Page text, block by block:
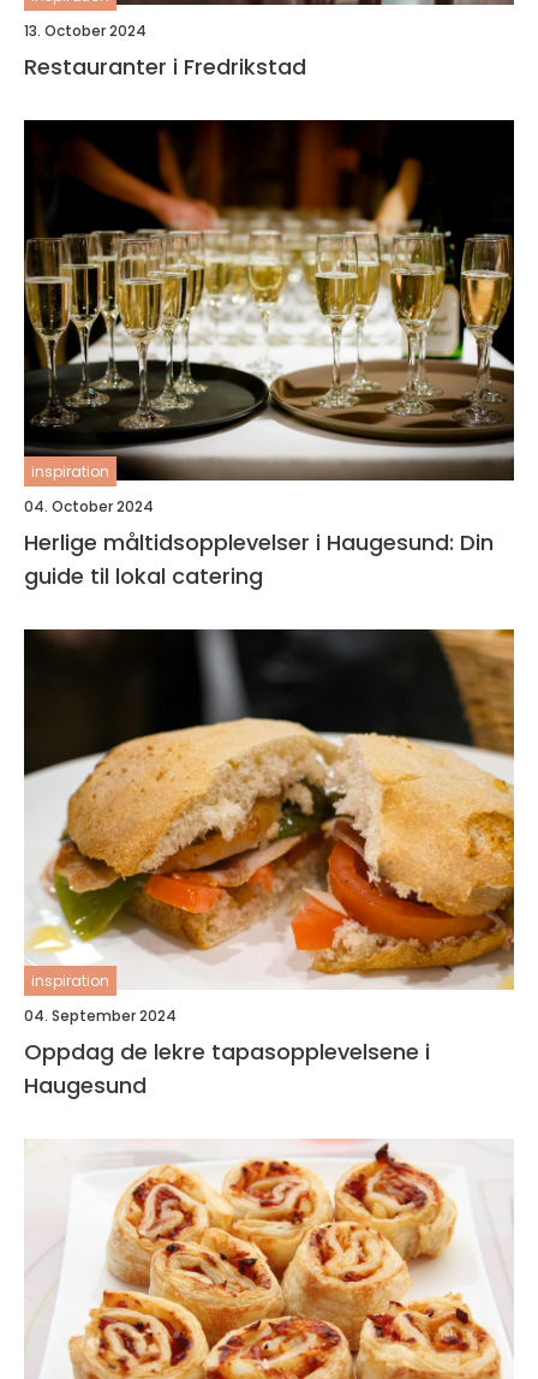
13. October 2024
Restauranter i Fredrikstad
inspiration
04. October 2024
Herlige måltidsopplevelser i Haugesund: Din
guide til lokal catering
inspiration
04. September 2024
Oppdag de lekre tapasopplevelsene i
Haugesund